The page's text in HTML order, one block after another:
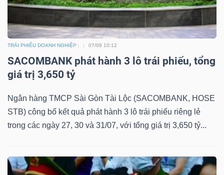
TRÁI PHIẾU DOANH NGHIỆP 07/08 10:12
SACOMBANK phát hành 3 lô trái phiếu, tổng
giá trị 3,650 tỷ
Ngân hàng TMCP Sài Gòn Tài Lộc (SACOMBANK, HOSE
STB) công bố kết quả phát hành 3 lô trái phiếu riêng lẻ
trong các ngày 27, 30 và 31/07, với tổng giá trị 3,650 tỷ...
CHÍNH
CÔNG
NGHỆ
THÔNG